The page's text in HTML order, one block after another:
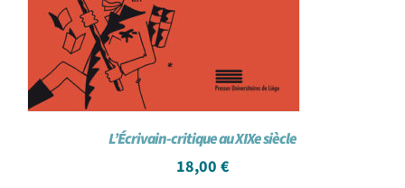
L’Écrivain-critique au XIXe siècle
18,00 €